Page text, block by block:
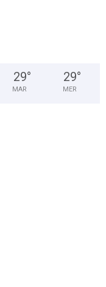
29°
MAR
29°
MER